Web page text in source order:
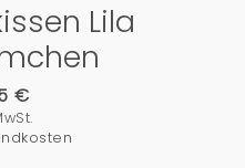
Lila
€